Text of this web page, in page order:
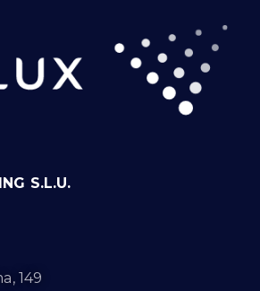
S.L.U.
149